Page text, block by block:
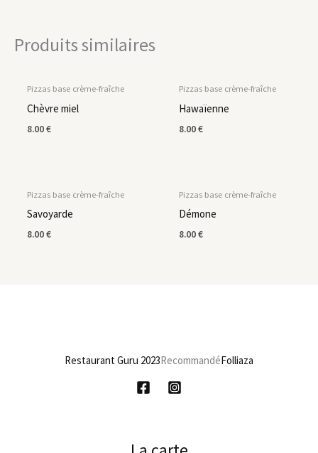
Produits similaires
Pizzas base crème-fraîche
Chèvre miel
8.00€
Pizzas base crème-fraîche
Hawaïenne
8.00€
Pizzas base crème-fraîche
Savoyarde
8.00€
Pizzas base crème-fraîche
Démone
8.00€
Restaurant Guru 2023RecommandéFolliaza